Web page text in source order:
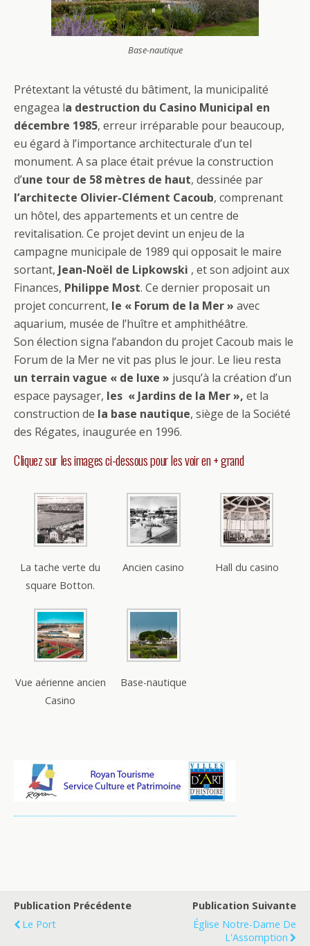
Base-nautique
Prétextant la vétusté du bâtiment, la municipalité
engagea la destruction du Casino Municipal en
décembre 1985, erreur irréparable pour beaucoup,
eu égard à l’importance architecturale d’un tel
monument. A sa place était prévue la construction
d’une tour de 58 mètres de haut, dessinée par
l’architecte Olivier-Clément Cacoub, comprenant
un hôtel, des appartements et un centre de
revitalisation. Ce projet devint un enjeu de la
campagne municipale de 1989 qui opposait le maire
sortant, Jean-Noël de Lipkowski , et son adjoint aux
Finances, Philippe Most. Ce dernier proposait un
projet concurrent, le « Forum de la Mer » avec
aquarium, musée de l’huître et amphithéâtre.
Son élection signa l’abandon du projet Cacoub mais le
Forum de la Mer ne vit pas plus le jour. Le lieu resta
un terrain vague « de luxe » jusqu’à la création d’un
espace paysager, les « Jardins de la Mer », et la
construction de la base nautique, siège de la Société
des Régates, inaugurée en 1996.
Cliquez sur les images ci-dessous pour les voir en + grand
La tache verte du
square Botton.
Ancien casino Hall du casino
Vue aérienne ancien
Casino
Base-nautique
Publication Précédente
Le Port
Publication Suivante
Église Notre-Dame De
L'Assomption